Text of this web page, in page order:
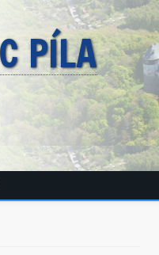
PÍLA